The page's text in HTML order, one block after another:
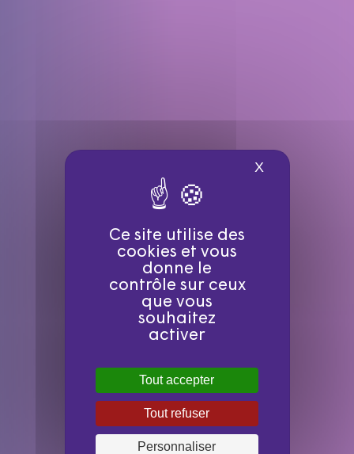
Ce site utilise des
cookies et vous
donne le
contrôle sur ceux
que vous
souhaitez
activer
Tout accepter
Tout refuser
Personnaliser
XMasquer le